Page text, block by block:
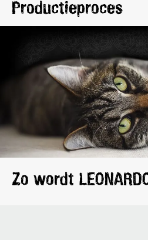
Productieproces
Zo wordt